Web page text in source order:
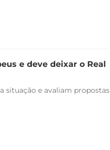
e deve deixar o Real
situação e avaliam propostas